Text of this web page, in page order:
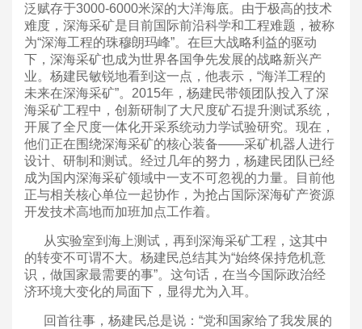
泛赋存于3000-6000米深的大洋海底。由于极高的技术
难度，深海采矿是目前国际前沿科学和工程难题，被称
为“深海工程的珠穆朗玛峰”。在巨大战略利益的驱动
下，深海采矿也成为世界各国争先发展的战略新兴产
业。杨建民敏锐地看到这一点，他表示，“海洋工程的
未来在深海采矿”。2015年，杨建民带领团队投入了深
海采矿工程中，创新研制了大尺度矿石提升测试系统，
开展了全尺度一体化开采系统动力学试验研究。现在，
他们正在围绕深海采矿的核心装备——采矿机器人进行
设计、研制和测试。经过几年的努力，杨建民团队已经
成为国内深海采矿领域中一支不可忽视的力量。目前他
正与相关核心单位一起协作，为抢占国际深海矿产资源
开发技术高地而加班加点工作着。
从实验室到海上测试，再到深海采矿工程，这其中
的转变不可谓不大。杨建民总结其为“始终保持危机意
识，做国家最需要的事”。这句话，在当今国际政治经
济环境大变化的局面下，显得尤为入耳。
回首往事，杨建民总是说：“党和国家给了我发展的